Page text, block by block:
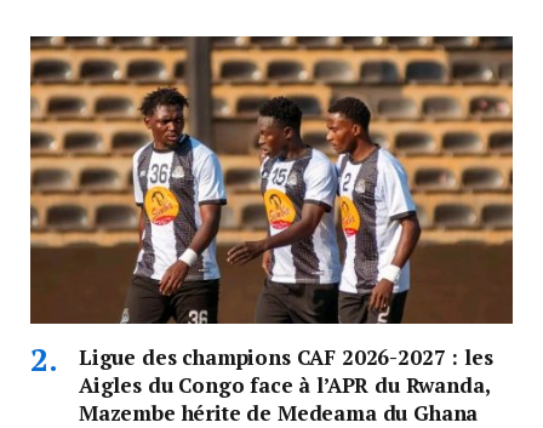
Ligue des champions CAF 2026-2027 : les
Aigles du Congo face à l’APR du Rwanda,
Mazembe hérite de Medeama du Ghana